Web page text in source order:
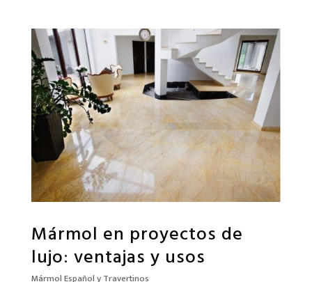
Mármol en proyectos de
lujo: ventajas y usos
Mármol Español y Travertinos